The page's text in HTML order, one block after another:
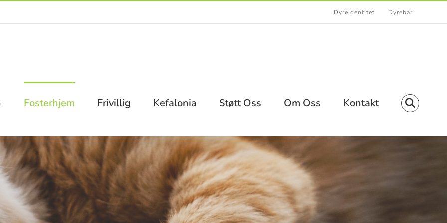
Dyreidentitet Dyrebar
Fosterhjem Frivillig Kefalonia Støtt Oss Om Oss Kontakt